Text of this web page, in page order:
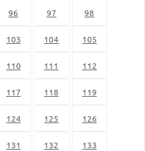
96 97 98
103 104 105
110 111 112
117 118 119
124 125 126
131 132 133